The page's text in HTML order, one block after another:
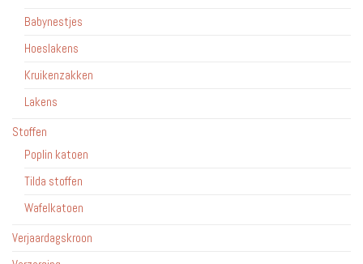
Babynestjes
Hoeslakens
Kruikenzakken
Lakens
Stoffen
Poplin katoen
Tilda stoffen
Wafelkatoen
Verjaardagskroon